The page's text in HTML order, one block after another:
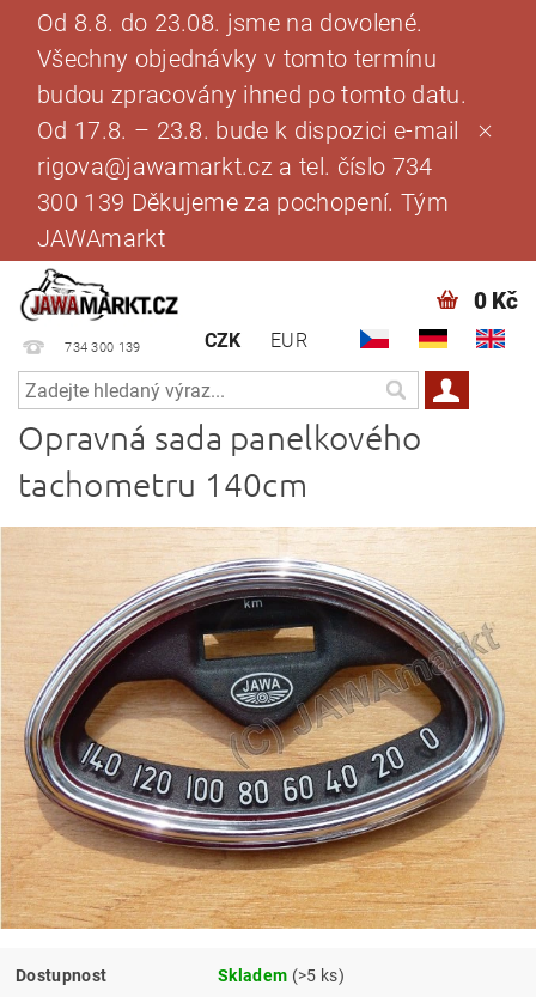
Od 8.8. do 23.08. jsme na dovolené.
Všechny objednávky v tomto termínu
budou zpracovány ihned po tomto datu.
Od 17.8. – 23.8. bude k dispozici e-mail
rigova@jawamarkt.cz a tel. číslo 734
300 139 Děkujeme za pochopení. Tým
JAWAmarkt
734 300 139 CZK EUR
0 Kč
Opravná sada panelkového
tachometru 140cm
Dostupnost Skladem (>5 ks)